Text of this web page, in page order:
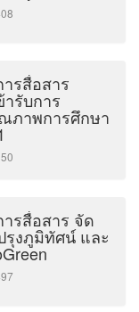
รสื่อสาร
รับการ
ภาพการศึกษา
รสื่อสาร จัด
งภูมิทัศน์ และ